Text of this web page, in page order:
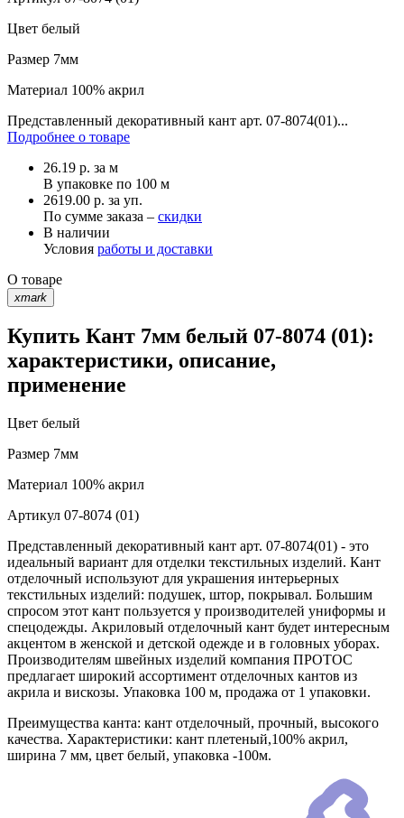
Цвет белый
Размер 7мм
Материал 100% акрил
Представленный декоративный кант арт. 07-8074(01)...
Подробнее о товаре
26.19 р. за м
В упаковке по 100 м
2619.00 р. за уп.
По сумме заказа – скидки
В наличии
Условия работы и доставки
О товаре
xmark
Купить Кант 7мм белый 07-8074 (01):
характеристики, описание,
применение
Цвет белый
Размер 7мм
Материал 100% акрил
Артикул 07-8074 (01)
Представленный декоративный кант арт. 07-8074(01) - это
идеальный вариант для отделки текстильных изделий. Кант
отделочный используют для украшения интерьерных
текстильных изделий: подушек, штор, покрывал. Большим
спросом этот кант пользуется у производителей униформы и
спецодежды. Акриловый отделочный кант будет интересным
акцентом в женской и детской одежде и в головных уборах.
Производителям швейных изделий компания ПРОТОС
предлагает широкий ассортимент отделочных кантов из
акрила и вискозы. Упаковка 100 м, продажа от 1 упаковки.
Преимущества канта: кант отделочный, прочный, высокого
качества. Характеристики: кант плетеный,100% акрил,
ширина 7 мм, цвет белый, упаковка -100м.